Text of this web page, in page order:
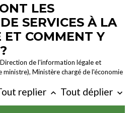
LES
SERVICES À LA
ET COMMENT Y
de l'information légale et
Ministère chargé de l'économie
replier keyboard_arrow_up Tout déplier keyboard_arrow_down